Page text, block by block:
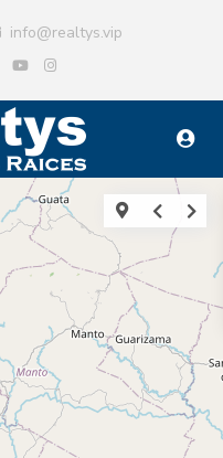
info@realtys.vip